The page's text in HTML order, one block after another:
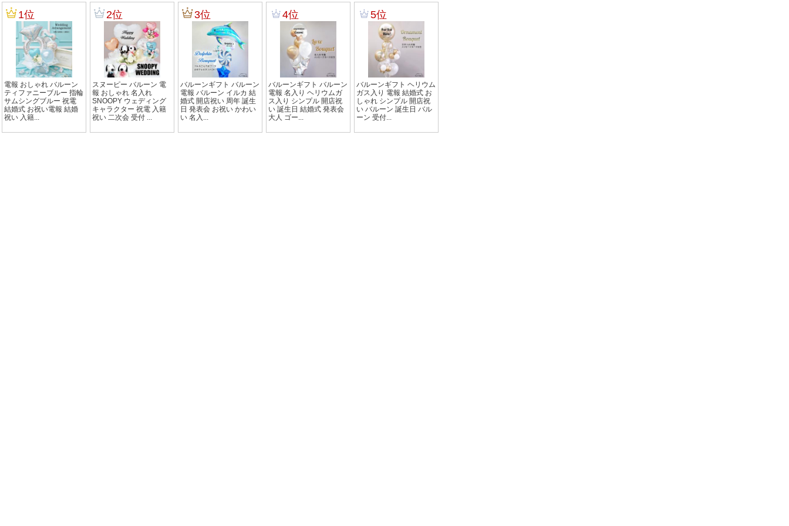
1位
電報 おしゃれ バルーン
ティファニーブルー 指輪
サムシングブルー 祝電
結婚式 お祝い電報 結婚
祝い 入籍...
2位
スヌーピー バルーン 電
報 おしゃれ 名入れ
SNOOPY ウェディング
キャラクター 祝電 入籍
祝い 二次会 受付 ...
3位
バルーンギフト バルーン
電報 バルーン イルカ 結
婚式 開店祝い 周年 誕生
日 発表会 お祝い かわい
い 名入...
4位
バルーンギフト バルーン
電報 名入り ヘリウムガ
ス入り シンプル 開店祝
い 誕生日 結婚式 発表会
大人 ゴー...
5位
バルーンギフト ヘリウム
ガス入り 電報 結婚式 お
しゃれ シンプル 開店祝
い バルーン 誕生日 バル
ーン 受付...